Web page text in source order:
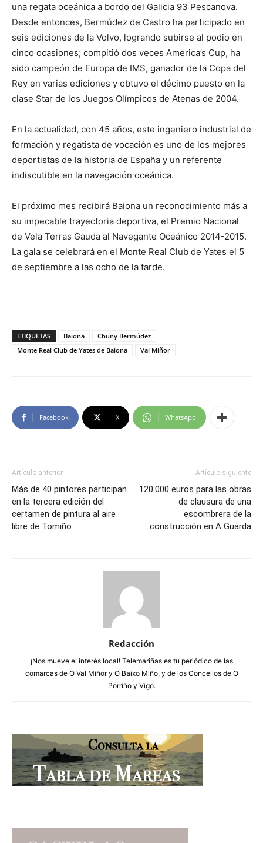
una regata oceánica a bordo del Galicia 93 Pescanova.
Desde entonces, Bermúdez de Castro ha participado en
seis ediciones de la Volvo, logrando subirse al podio en
cinco ocasiones; compitió dos veces America’s Cup, ha
sido campeón de Europa de IMS, ganador de la Copa del
Rey en varias ediciones y obtuvo el décimo puesto en la
clase Star de los Juegos Olímpicos de Atenas de 2004.
En la actualidad, con 45 años, este ingeniero industrial de
formación y regatista de vocación es uno de los mejores
deportistas de la historia de España y un referente
indiscutible en la navegación oceánica.
El próximo mes recibirá Baiona un reconocimiento más a
su impecable trayectoria deportiva, el Premio Nacional
de Vela Terras Gauda al Navegante Oceánico 2014-2015.
La gala se celebrará en el Monte Real Club de Yates el 5
de septiembre a las ocho de la tarde.
ETIQUETAS Baiona
Chuny Bermúdez
Monte Real Club de Yates de Baiona
Val Miñor
Facebook X WhatsApp
Artículo anterior
Más de 40 pintores participan
en la tercera edición del
certamen de pintura al aire
libre de Tomiño
Artículo siguiente
120.000 euros para las obras
de clausura de una
escombrera de la
construcción en A Guarda
Redacción
¡Nos mueve el interés local! Telemariñas es tu periódico de las
comarcas de O Val Miñor y O Baixo Miño, y de los Concellos de O
Porriño y Vigo.